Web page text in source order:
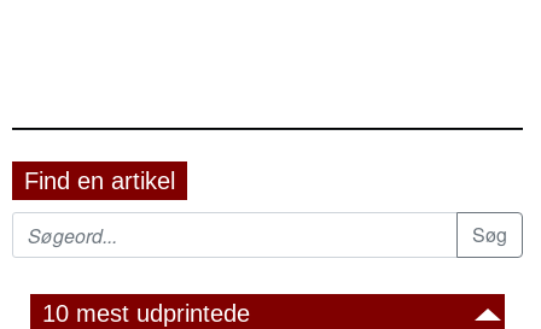
Find en artikel
10 mest udprintede